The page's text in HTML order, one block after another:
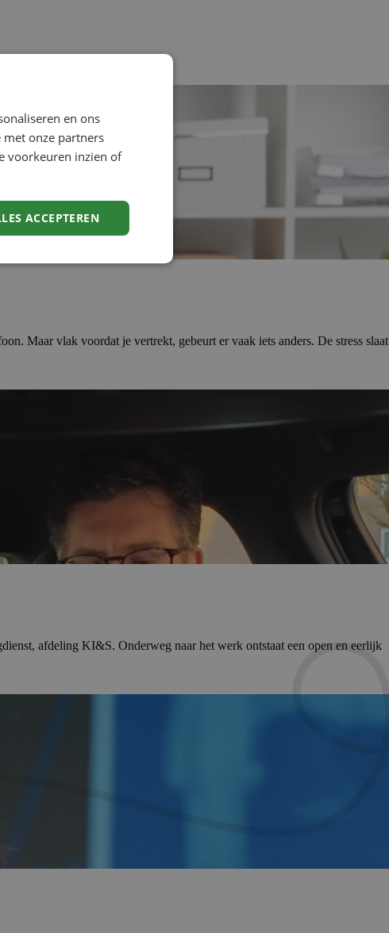
Maar vlak voordat je vertrekt, gebeurt er vaak iets anders. De stress slaat
afdeling KI&S. Onderweg naar het werk ontstaat een open en eerlijk
en ons
onze partners
voorkeuren inzien of
ACCEPTEREN